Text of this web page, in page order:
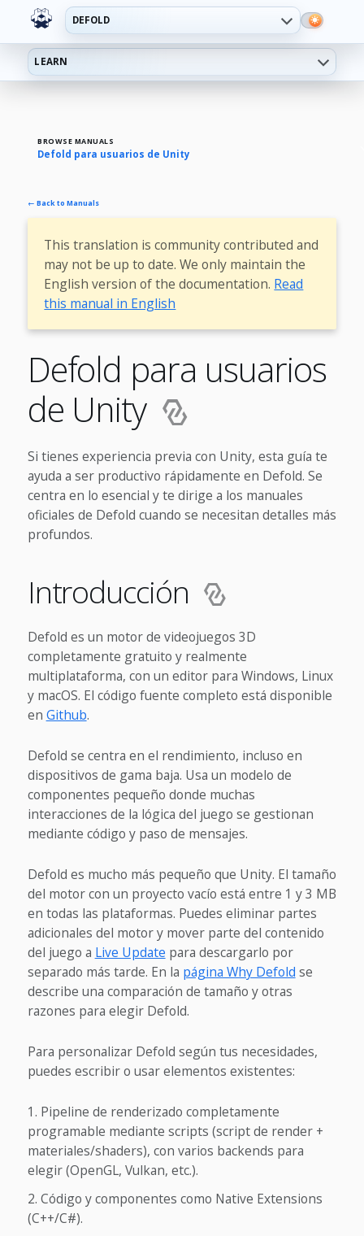
DEFOLD
LEARN
BROWSE MANUALS
Defold para usuarios de Unity
← Back to Manuals
This translation is community contributed and
may not be up to date. We only maintain the
English version of the documentation. Read
this manual in English
Defold para usuarios
de Unity
Si tienes experiencia previa con Unity, esta guía te
ayuda a ser productivo rápidamente en Defold. Se
centra en lo esencial y te dirige a los manuales
oficiales de Defold cuando se necesitan detalles más
profundos.
Introducción
Defold es un motor de videojuegos 3D
completamente gratuito y realmente
multiplataforma, con un editor para Windows, Linux
y macOS. El código fuente completo está disponible
en Github.
Defold se centra en el rendimiento, incluso en
dispositivos de gama baja. Usa un modelo de
componentes pequeño donde muchas
interacciones de la lógica del juego se gestionan
mediante código y paso de mensajes.
Defold es mucho más pequeño que Unity. El tamaño
del motor con un proyecto vacío está entre 1 y 3 MB
en todas las plataformas. Puedes eliminar partes
adicionales del motor y mover parte del contenido
del juego a Live Update para descargarlo por
separado más tarde. En la página Why Defold se
describe una comparación de tamaño y otras
razones para elegir Defold.
Para personalizar Defold según tus necesidades,
puedes escribir o usar elementos existentes:
Pipeline de renderizado completamente
programable mediante scripts (script de render +
materiales/shaders), con varios backends para
elegir (OpenGL, Vulkan, etc.).
Código y componentes como Native Extensions
(C++/C#).